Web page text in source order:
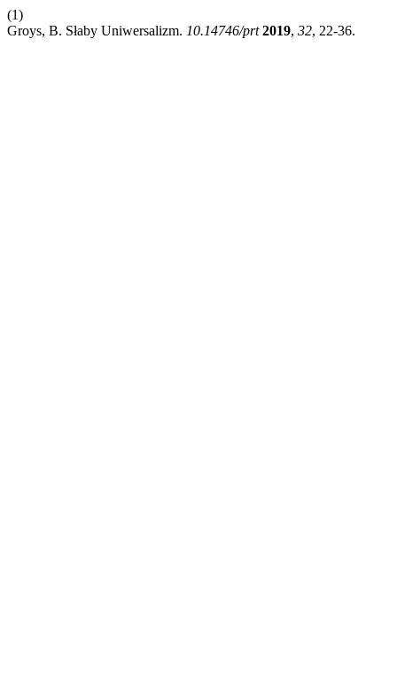
(1)
Groys, B. Słaby Uniwersalizm. 10.14746/prt 2019, 32, 22-36.